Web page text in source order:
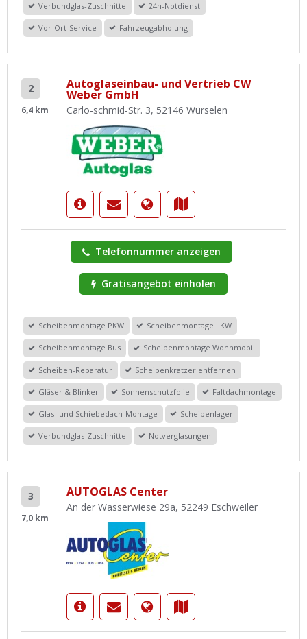
Verbundglas-Zuschnitte 24h-Notdienst
Vor-Ort-Service Fahrzeugabholung
2
6,4 km
Autoglaseinbau- und Vertrieb CW
Weber GmbH
Carlo-schmid-Str. 3, 52146 Würselen
Telefonnummer anzeigen
Gratisangebot einholen
Scheibenmontage PKW Scheibenmontage LKW
Scheibenmontage Bus Scheibenmontage Wohnmobil
Scheiben-Reparatur Scheibenkratzer entfernen
Gläser & Blinker Sonnenschutzfolie Faltdachmontage
Glas- und Schiebedach-Montage Scheibenlager
Verbundglas-Zuschnitte Notverglasungen
3
7,0 km
AUTOGLAS Center
An der Wasserwiese 29a, 52249 Eschweiler